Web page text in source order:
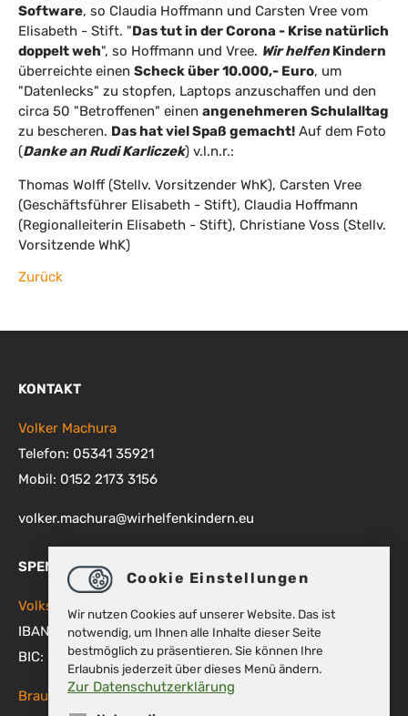
Software, so Claudia Hoffmann und Carsten Vree vom
Elisabeth - Stift. "Das tut in der Corona - Krise natürlich
doppelt weh", so Hoffmann und Vree. Wir helfen Kindern
überreichte einen Scheck über 10.000,- Euro, um
"Datenlecks" zu stopfen, Laptops anzuschaffen und den
circa 50 "Betroffenen" einen angenehmeren Schulalltag
zu bescheren. Das hat viel Spaß gemacht! Auf dem Foto
(Danke an Rudi Karliczek) v.l.n.r.:
Thomas Wolff (Stellv. Vorsitzender WhK), Carsten Vree
(Geschäftsführer Elisabeth - Stift), Claudia Hoffmann
(Regionalleiterin Elisabeth - Stift), Christiane Voss (Stellv.
Vorsitzende WhK)
Zurück
KONTAKT
Volker Machura
Telefon: 05341 35921
Mobil: 0152 2173 3156
volker.machura@wirhelfenkindern.eu
SPENDENKONTEN
Volksbank BRAWO
IBAN: DE48 2699 1066 1512 9270 00
BIC: GENODEF1WOB
Braunschweigische Landessparkasse
Cookie Einstellungen
Wir nutzen Cookies auf unserer Website. Das ist
notwendig, um Ihnen alle Inhalte dieser Seite
bestmöglich zu präsentieren. Sie können Ihre
Erlaubnis jederzeit über dieses Menü ändern.
Zur Datenschutzerklärung